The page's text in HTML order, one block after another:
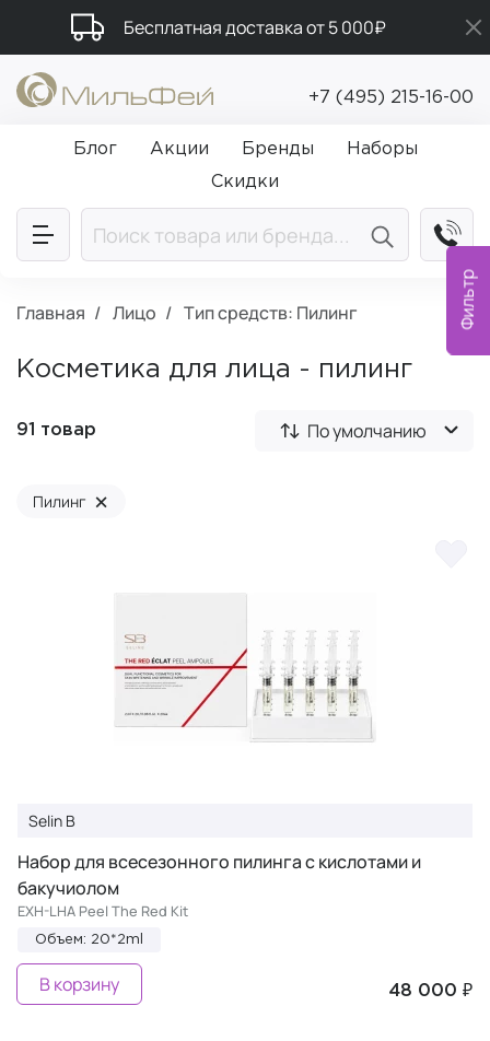
Фильтр
Бесплатная доставка от 5 000₽
Промокод ПРИВЕТ
Подарки в каждый заказ от 5 000₽
+7 (495) 215-16-00
Блог Акции Бренды
Наборы
Скидки
Главная Лицо Тип средств: Пилинг
Косметика для лица - пилинг
91 товар По умолчанию
Пилинг ×
Selin B
Набор для всесезонного пилинга с кислотами и
бакучиолом
EXH-LHA Peel The Red Kit
Объем: 20*2ml
48 000 ₽
В корзину